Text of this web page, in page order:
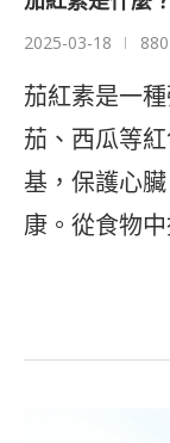
2025-03-18
茄紅素是一
茄、西瓜等
基，保護心
康。從食物